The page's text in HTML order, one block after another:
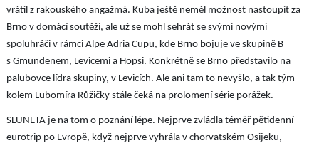
vrátil z rakouského angažmá. Kuba ještě neměl možnost nastoupit za
Brno v domácí soutěži, ale už se mohl sehrát se svými novými
spoluhráči v rámci Alpe Adria Cupu, kde Brno bojuje ve skupině B
s Gmundenem, Levicemi a Hopsi. Konkrétně se Brno představilo na
palubovce lídra skupiny, v Levicích. Ale ani tam to nevyšlo, a tak tým
kolem Lubomíra Růžičky stále čeká na prolomení série porážek.
SLUNETA je na tom o poznání lépe. Nejprve zvládla téměř pětidenní
eurotrip po Evropě, když nejprve vyhrála v chorvatském Osijeku,